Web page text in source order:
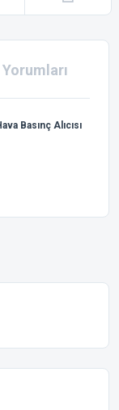
Basınç Alıcısı